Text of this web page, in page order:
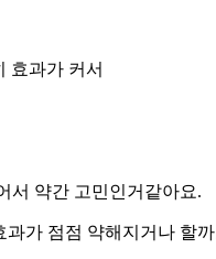
효과가 커서
서 약간 고민인거같아요.
가 점점 약해지거나 할까